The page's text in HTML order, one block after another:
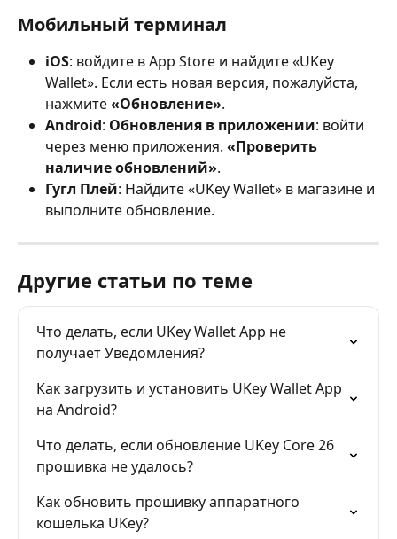
Мобильный терминал
iOS: войдите в App Store и найдите «UKey
Wallet». Если есть новая версия, пожалуйста,
нажмите «Обновление».
Android: Обновления в приложении: войти
через меню приложения. «Проверить
наличие обновлений».
Гугл Плей: Найдите «UKey Wallet» в магазине и
выполните обновление.
Другие статьи по теме
Что делать, если UKey Wallet App не
получает Уведомления?
Как загрузить и установить UKey Wallet App
на Android?
Что делать, если обновление UKey Core 26
прошивка не удалось?
Как обновить прошивку аппаратного
кошелька UKey?